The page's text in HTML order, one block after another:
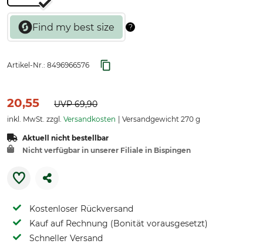
Artikel-Nr.: 8496966576
20,55 UVP69,90
inkl. MwSt. zzgl. Versandkosten Versandgewicht 270 g
Aktuell nicht bestellbar
Nicht verfügbar in unserer Filiale in Bispingen
Kostenloser Rückversand
Kauf auf Rechnung (Bonität vorausgesetzt)
Schneller Versand